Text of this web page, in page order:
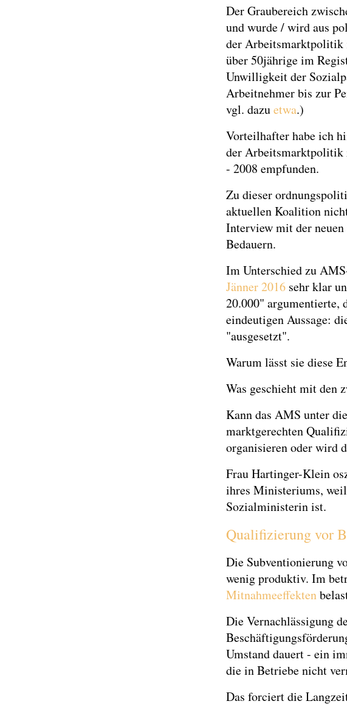
Der Graubereich
und wurde / wird aus
der Arbeitsmarktpolitik
über 50jährige im
Unwilligkeit der
Arbeitnehmer bis zur
vgl. dazuetwa.)
Vorteilhafter habe ich
der Arbeitsmarktpolitik
- 2008 empfunden.
Zu dieser
aktuellen Koalition
Interview mit der
Bedauern.
Im Unterschied zu
Jänner 2016 sehr klar
20.000" argumentierte,
eindeutigen Aussage:
"ausgesetzt".
Warum lässt sie diese
Was geschieht mit den
Kann das AMS unter
marktgerechten
organisieren oder wird
Frau Hartinger-Klein
ihres Ministeriums,
Sozialministerin ist.
Qualifizierung vor
Die Subventionierung
wenig produktiv. Im
Mitnahmeeffekten
Die Vernachlässigung
Umstand dauert - ein
die in Betriebe nicht
Das forciert die